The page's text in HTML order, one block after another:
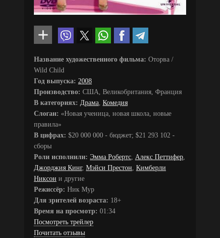
Название художественного фильма: Оторва /
Wild Child
Год выпуска: 2008
Производство: США, Великобритания, Франция
В категориях: Драма Комедия
Слоган: «Новая ученица, новая школа, новые
правила»
В цифрах: $20 000 000 - бюджет; $21 293 102 -
сборы
Роли исполнили: Эмма Робертс Алекс Петтифер
Джорджия Кинг, Мэйси Престон Кимберли
Никсон и другие
Режиссёр: Ник Мур
Для зрителей возраста: 18+
Время на просмотр: 01:34
Посмотреть трейлер
Почитать отзывы